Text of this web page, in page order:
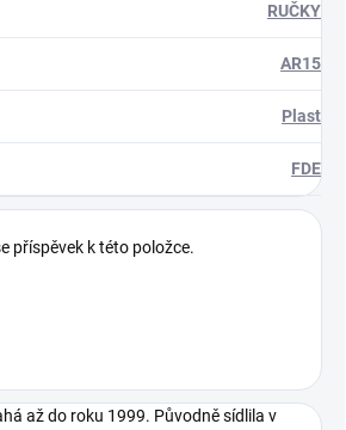
RUČKY
AR15
Plast
FDE
příspěvek k této položce.
až do roku 1999. Původně sídlila v